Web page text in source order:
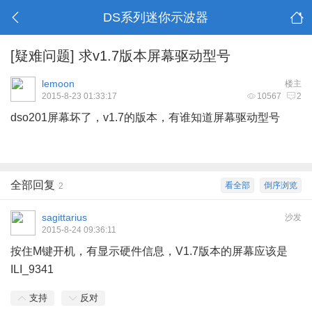
DS系列迷你示波器
[疑难问题] 求v1.7版本屏幕驱动型号
楼主
lemoon
10567 2
2015-8-23 01:33:17
dso201屏幕坏了，v1.7的版本，有谁知道屏幕驱动型号
倒序浏览
看全部
全部回复 2
沙发
sagittarius
2015-8-24 09:36:11
按住M键开机，有显示硬件信息，V1.7版本的屏幕应该是
ILI_9341
支持 反对